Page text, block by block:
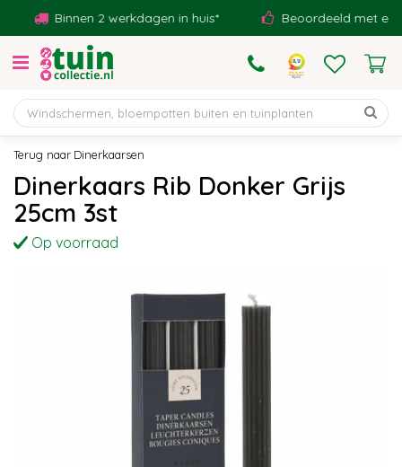
Dinerkaarsen
Binnen 2 werkdagen in huis* Beoordeeld met een
Dinerkaars Rib Donker Grijs
25cm 3st
Op voorraad